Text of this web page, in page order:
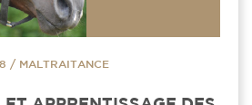
/ MALTRAITANCE